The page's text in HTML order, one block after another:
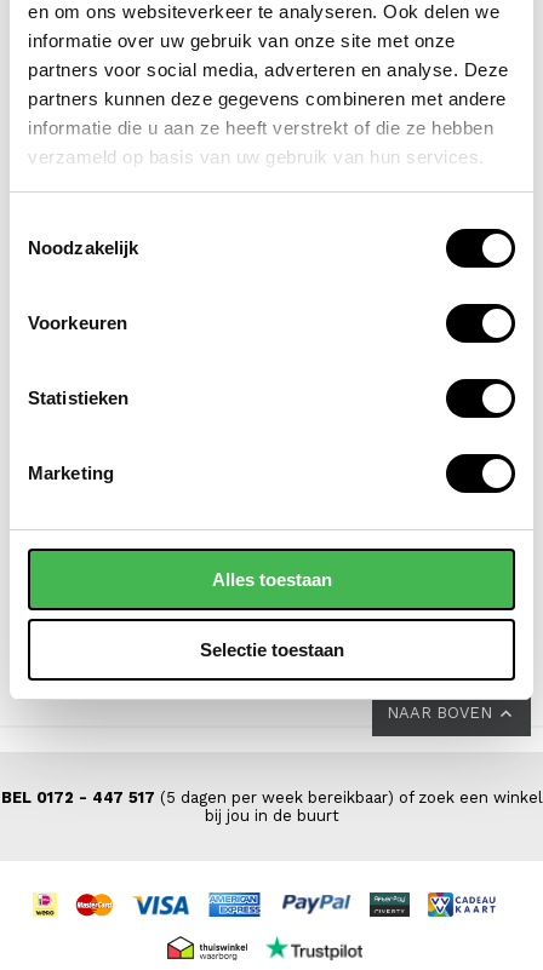
en om ons websiteverkeer te analyseren. Ook delen we
informatie over uw gebruik van onze site met onze
partners voor social media, adverteren en analyse. Deze
partners kunnen deze gegevens combineren met andere
informatie die u aan ze heeft verstrekt of die ze hebben
verzameld op basis van uw gebruik van hun services.
Noodzakelijk
Voorkeuren
Statistieken
Marketing
Alles toestaan
Selectie toestaan
POPULAIRE EN BEST VERKOCHT
koffer / trolley /
s'cure
VOOR 159,00
koffer / trolley /
(medium) s'cure
VAN 229,00
NAAR BOVEN
BEL 0172 - 447 517 (5 dagen per week bereikbaar) of zoek een winkel
bij jou in de buurt